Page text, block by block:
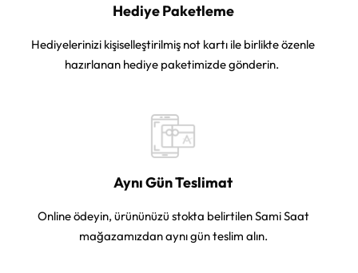
Hediye Paketleme
Hediyelerinizi kişiselleştirilmiş not kartı ile birlikte özenle
hazırlanan hediye paketimizde gönderin.
Aynı Gün Teslimat
Online ödeyin, ürününüzü stokta belirtilen Sami Saat
mağazamızdan aynı gün teslim alın.